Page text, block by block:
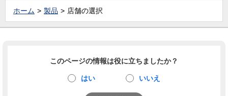
ホーム 製品 店舗の選択
このページの情報は役に立ちましたか？
はい いいえ